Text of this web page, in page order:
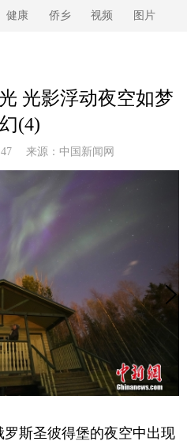
健康 侨乡 视频 图片
光影浮动夜空如梦
(4)
来源： 中国新闻网
斯圣彼得堡的夜空中出现